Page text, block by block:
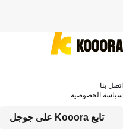
تابع Kooora على جوجل
اتصل بنا
سياسة الخصوصية